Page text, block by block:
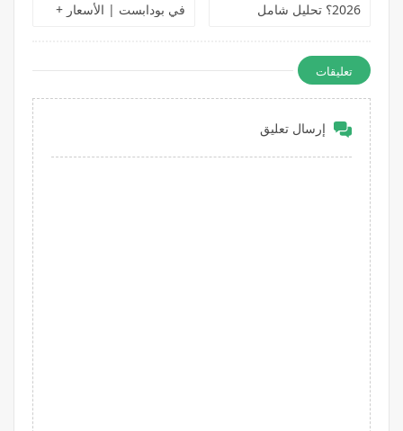
2026؟ تحليل شامل
في بودابست | الأسعار +
تعليقات
إرسال تعليق